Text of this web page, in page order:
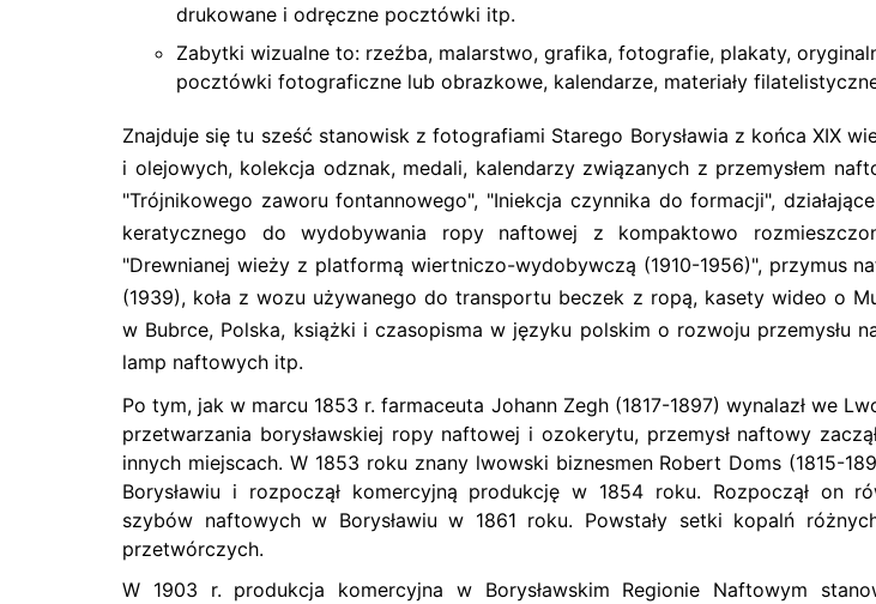
drukowane i odręczne pocztówki itp.
Zabytki wizualne to: rzeźba, malarstwo, grafika, fotografie, plakaty,
pocztówki fotograficzne lub obrazkowe, kalendarze, materiały
Znajduje się tu sześć stanowisk z fotografiami Starego Borysławia z końca XIX
i olejowych, kolekcja odznak, medali, kalendarzy związanych z przemysłem
"Trójnikowego zaworu fontannowego", "Iniekcja czynnika do formacji",
keratycznego do wydobywania ropy naftowej z kompaktowo
"Drewnianej wieży z platformą wiertniczo-wydobywczą (1910-1956)", przymus
(1939), koła z wozu używanego do transportu beczek z ropą, kasety wideo o
w Bubrce, Polska, książki i czasopisma w języku polskim o rozwoju przemysłu
lamp naftowych itp.
Po tym, jak w marcu 1853 r. farmaceuta Johann Zegh (1817-1897) wynalazł we
przetwarzania borysławskiej ropy naftowej i ozokerytu, przemysł naftowy
innych miejscach. W 1853 roku znany lwowski biznesmen Robert Doms (1815-
Borysławiu i rozpoczął komercyjną produkcję w 1854 roku. Rozpoczął on
szybów naftowych w Borysławiu w 1861 roku. Powstały setki kopalń
przetwórczych.
W 1903 r. produkcja komercyjna w Borysławskim Regionie Naftowym